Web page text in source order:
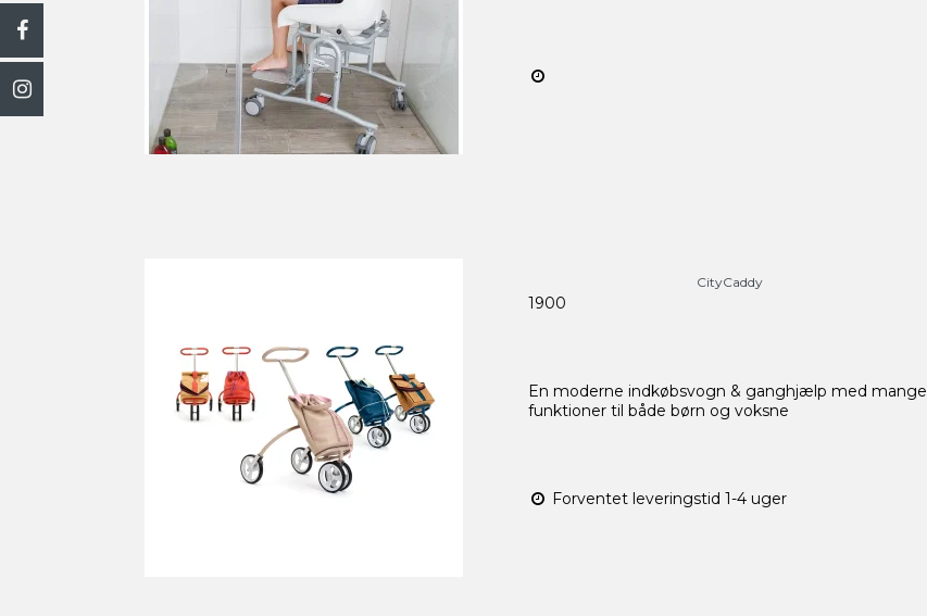
CityCaddy
1900
En moderne indkøbsvogn & ganghjælp med mange
funktioner til både børn og voksne
Forventet leveringstid 1-4 uger